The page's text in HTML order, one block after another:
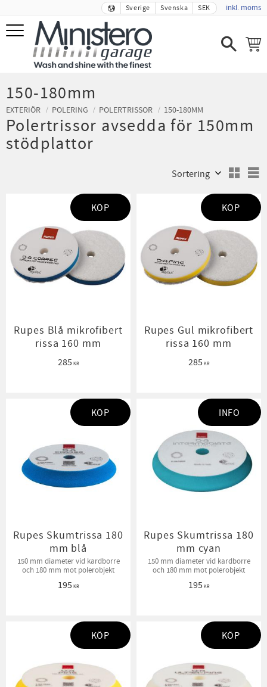
Meny
Sverige Svenska SEK inkl. moms
150-180mm
EXTERIÖR POLERING POLERTRISSOR 150-180MM
Polertrissor avsedda för 150mm
stödplattor
Rupes Blå mikrofibert
rissa 160 mm
285 KR
KÖP
Rupes Gul mikrofibert
rissa 160 mm
285 KR
KÖP
Rupes Skumtrissa 180
mm blå
150 mm diameter vid kardborre
och 180 mm mot polerobjekt
195 KR
KÖP
Rupes Skumtrissa 180
mm cyan
150 mm diameter vid kardborre
och 180 mm mot polerobjekt
195 KR
INFO
KÖP KÖP